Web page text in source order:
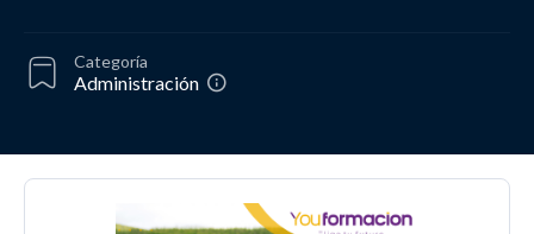
Categoría
Administración